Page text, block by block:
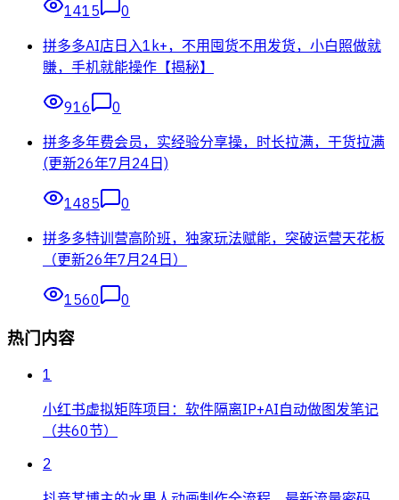
1415
0
拼多多AI店日入1k+，不用囤货不用发货，小白照做就
賺，手机就能操作【揭秘】
916
0
拼多多年费会员，实经验分享操，时长拉满，干货拉满
(更新26年7月24日)
1485
0
拼多多特训营高阶班，独家玩法赋能，突破运营天花板
（更新26年7月24日）
1560 0
热门内容
1
小红书虚拟矩阵项目：软件隔离IP+AI自动做图发笔记
（共60节）
2